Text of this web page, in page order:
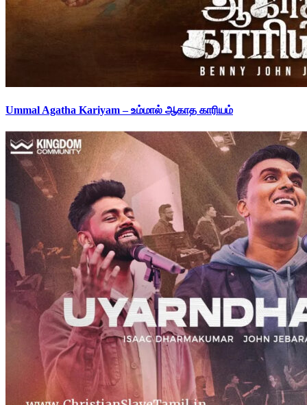
Ummal Agatha Kariyam – உம்மால் ஆகாத காரியம்